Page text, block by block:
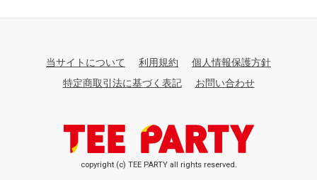
当サイトについて 利用規約
個人情報保護方針
特定商取引法に基づく表記
お問い合わせ
copyright (c) TEE PARTY all rights reserved.